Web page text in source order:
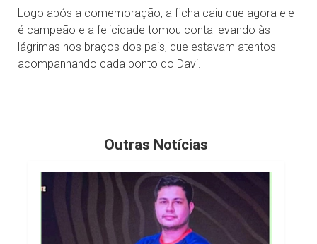
Logo após a comemoração, a ficha caiu que agora ele
é campeão e a felicidade tomou conta levando às
lágrimas nos braços dos pais, que estavam atentos
acompanhando cada ponto do Davi.
Outras Notícias